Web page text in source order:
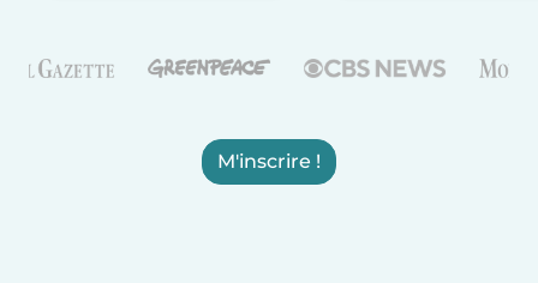
M'inscrire !